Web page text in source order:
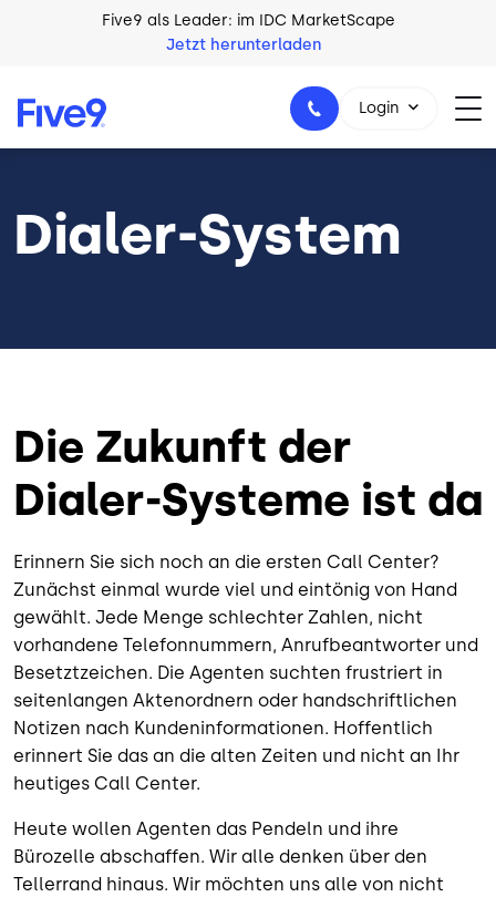
Skip to main contentFive9 als Leader: im IDC MarketScape
Jetzt herunterladen
+49 89 231 201 864
Login
Dialer-System
Die Zukunft der
Dialer-Systeme ist da
Erinnern Sie sich noch an die ersten Call Center?
Zunächst einmal wurde viel und eintönig von Hand
gewählt. Jede Menge schlechter Zahlen, nicht
vorhandene Telefonnummern, Anrufbeantworter und
Besetztzeichen. Die Agenten suchten frustriert in
seitenlangen Aktenordnern oder handschriftlichen
Notizen nach Kundeninformationen. Hoffentlich
erinnert Sie das an die alten Zeiten und nicht an Ihr
heutiges Call Center.
Heute wollen Agenten das Pendeln und ihre
Bürozelle abschaffen. Wir alle denken über den
Tellerrand hinaus. Wir möchten uns alle von nicht